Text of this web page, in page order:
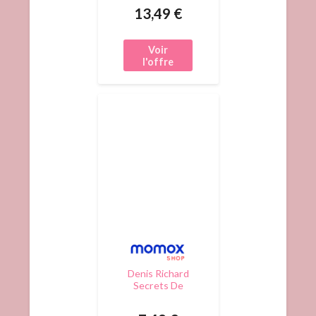
e : Usage Et
Huiles Et Des
Plantes
13,49 €
Denis Richard
Secrets De